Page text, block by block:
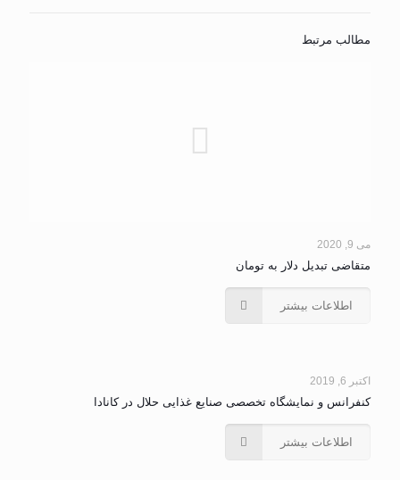
مطالب مرتبط
می 9, 2020
متقاضی تبدیل دلار به تومان
اطلاعات بیشتر
اکتبر 6, 2019
کنفرانس و نمایشگاه تخصصی صنایع غذایی حلال در کانادا
اطلاعات بیشتر